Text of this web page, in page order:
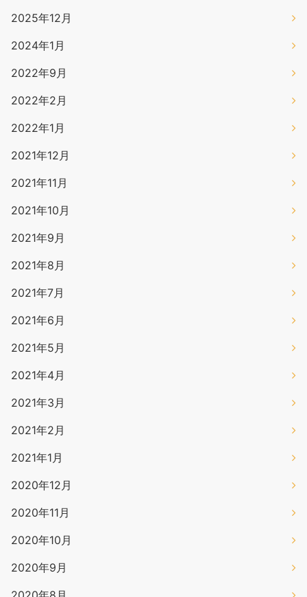
2025年12月
2024年1月
2022年9月
2022年2月
2022年1月
2021年12月
2021年11月
2021年10月
2021年9月
2021年8月
2021年7月
2021年6月
2021年5月
2021年4月
2021年3月
2021年2月
2021年1月
2020年12月
2020年11月
2020年10月
2020年9月